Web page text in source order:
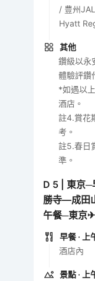
/ 豊州
Hyatt
其他
鑽級以永
體驗評鑽
*如遇以
酒店。
註4.賞花
考。
註5.春日
準。
D 5
東京─
勝寺—成田
午餐─東京
早餐 · 上
酒店內
景點 · 上